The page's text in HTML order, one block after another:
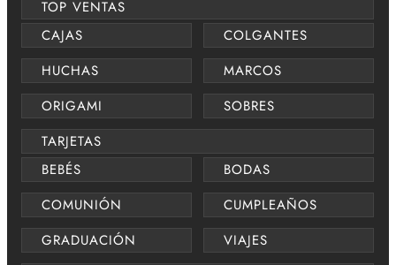
TOP VENTAS
CAJAS
COLGANTES
HUCHAS
MARCOS
ORIGAMI
SOBRES
TARJETAS
BEBÉS
BODAS
COMUNIÓN
CUMPLEAÑOS
GRADUACIÓN
VIAJES